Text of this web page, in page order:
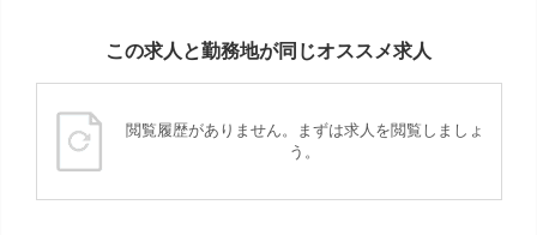
この求人と勤務地が同じオススメ求人
閲覧履歴がありません。まずは求人を閲覧しましょ
う。